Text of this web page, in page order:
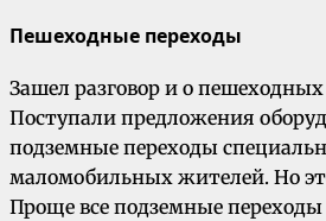
Пешеходные переходы
Зашел разговор и о пешеходных
Поступали предложения
подземные переходы
маломобильных жителей. Но
Проще все подземные переходы